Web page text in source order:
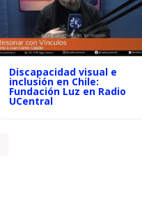
Discapacidad visual e
inclusión en Chile:
Fundación Luz en Radio
UCentral